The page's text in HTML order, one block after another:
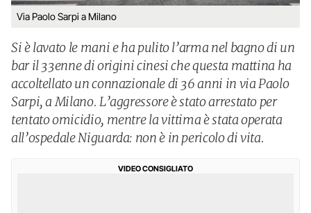
Via Paolo Sarpi a Milano
Si è lavato le mani e ha pulito l’arma nel bagno di un
bar il 33enne di origini cinesi che questa mattina ha
accoltellato un connazionale di 36 anni in via Paolo
Sarpi, a Milano. L’aggressore è stato arrestato per
tentato omicidio, mentre la vittima è stata operata
all’ospedale Niguarda: non è in pericolo di vita.
VIDEO CONSIGLIATO